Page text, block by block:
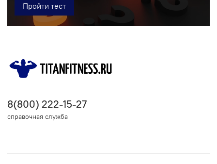
Пройти тест
8(800) 222-15-27
справочная служба